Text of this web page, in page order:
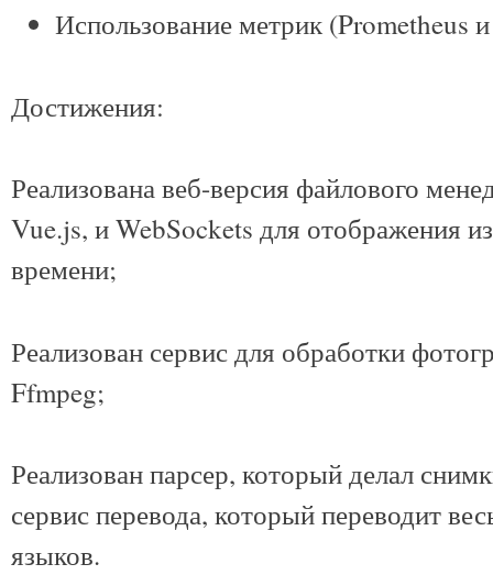
Использование метрик (Prometheus
Достижения:
Реализована веб-версия файлового
Vue.js, и WebSockets для отображения
времени;
Реализован сервис для обработки
Ffmpeg;
Реализован парсер, который делал
сервис перевода, который переводит
языков.